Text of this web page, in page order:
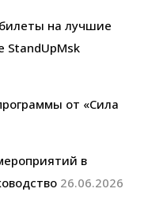
на лучшие
StandUpMsk
от «Сила
в
26.06.2026